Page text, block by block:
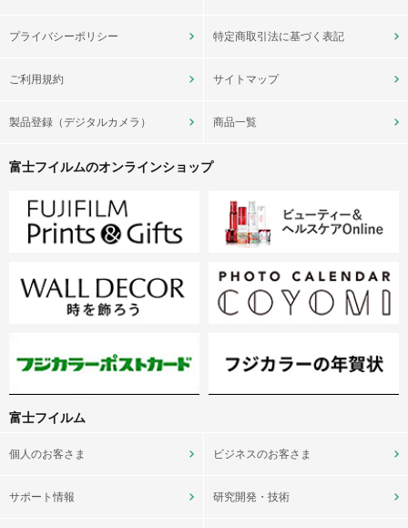
プライバシーポリシー 特定商取引法に基づく表記
ご利用規約 サイトマップ
製品登録（デジタルカメラ） 商品一覧
富士フイルムのオンラインショップ
富士フイルム
個人のお客さま ビジネスのお客さま
サポート情報 研究開発・技術